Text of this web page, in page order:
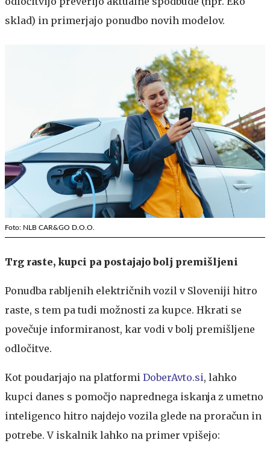
sklad) in primerjajo ponudbo novih modelov.
Foto: NLB CAR&GO D.O.O.
Trg raste, kupci pa postajajo bolj premišljeni
Ponudba rabljenih električnih vozil v Sloveniji hitro
raste, s tem pa tudi možnosti za kupce. Hkrati se
povečuje informiranost, kar vodi v bolj premišljene
odločitve.
Kot poudarjajo na platformi DoberAvto.si, lahko
kupci danes s pomočjo naprednega iskanja z umetno
inteligenco hitro najdejo vozila glede na proračun in
potrebe. V iskalnik lahko na primer vpišejo: